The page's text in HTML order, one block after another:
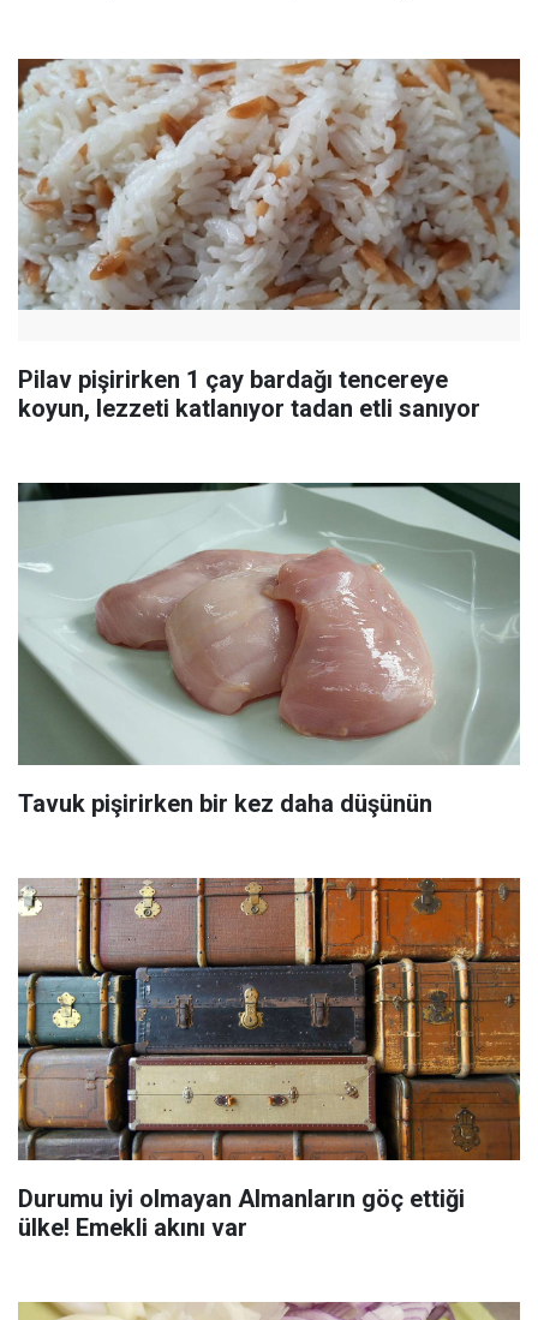
Pilav pişirirken 1 çay bardağı tencereye
koyun, lezzeti katlanıyor tadan etli sanıyor
Tavuk pişirirken bir kez daha düşünün
Durumu iyi olmayan Almanların göç ettiği
ülke! Emekli akını var